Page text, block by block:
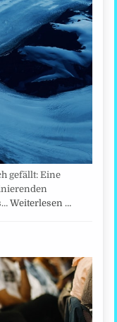
gefällt: Eine
Weiterlesen …